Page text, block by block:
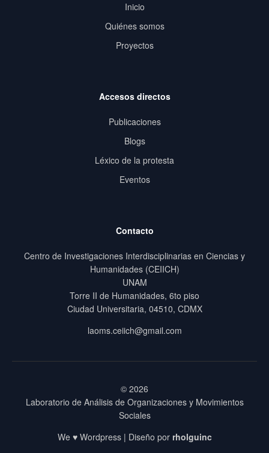
Inicio
Quiénes somos
Proyectos
Accesos directos
Publicaciones
Blogs
Léxico de la protesta
Eventos
Contacto
Centro de Investigaciones Interdisciplinarias en Ciencias y
Humanidades (CEIICH)
UNAM
Torre II de Humanidades, 6to piso
Ciudad Universitaria, 04510, CDMX
laoms.ceiich@gmail.com
© 2026
Laboratorio de Análisis de Organizaciones y Movimientos
Sociales
We ♥ Wordpress | Diseño por rholguinc